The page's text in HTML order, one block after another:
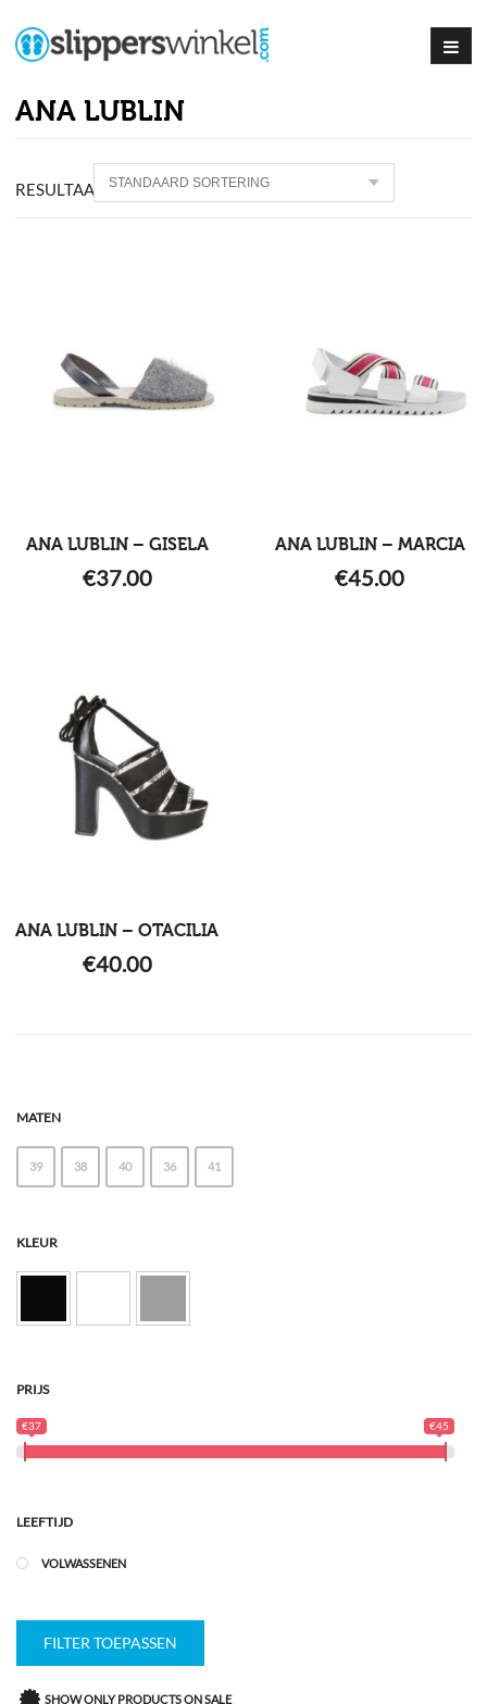
ANA LUBLIN
RESULTAAT 3PRODUCTEN
ANA LUBLIN – GISELA
€37.00
ANA LUBLIN – MARCIA
€45.00
ANA LUBLIN – OTACILIA
€40.00
MATEN
39 38 40 36 41
KLEUR
PRIJS
€37 €45
LEEFTIJD
VOLWASSENEN
FILTER TOEPASSEN
SHOW ONLY PRODUCTS ON SALE